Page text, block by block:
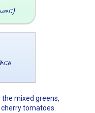
mixed greens,
tomatoes.